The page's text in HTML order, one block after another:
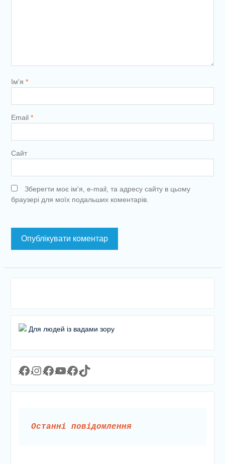
Ім'я *
Email *
Сайт
Зберегти моє ім'я, e-mail, та адресу сайту в цьому
браузері для моїх подальших коментарів.
Для людей із вадами зору
Facebook
Instagram
Facebook
YouTube
Facebook
https://www.tiktok.com/@lyceum1man?_t=8YJMx0RJgIf&_r=1
Останні повідомлення